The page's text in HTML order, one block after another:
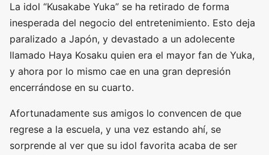
La idol “Kusakabe Yuka” se ha retirado de forma
inesperada del negocio del entretenimiento. Esto deja
paralizado a Japón, y devastado a un adolecente
llamado Haya Kosaku quien era el mayor fan de Yuka,
y ahora por lo mismo cae en una gran depresión
encerrándose en su cuarto.
Afortunadamente sus amigos lo convencen de que
regrese a la escuela, y una vez estando ahí, se
sorprende al ver que su idol favorita acaba de ser